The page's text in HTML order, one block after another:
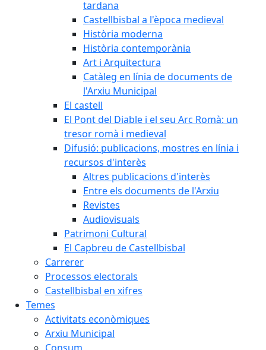
tardana
Castellbisbal a l'època medieval
Història moderna
Història contemporània
Art i Arquitectura
Catàleg en línia de documents de
l'Arxiu Municipal
El castell
El Pont del Diable i el seu Arc Romà: un
tresor romà i medieval
Difusió: publicacions, mostres en línia i
recursos d'interès
Altres publicacions d'interès
Entre els documents de l'Arxiu
Revistes
Audiovisuals
Patrimoni Cultural
El Capbreu de Castellbisbal
Carrerer
Processos electorals
Castellbisbal en xifres
Temes
Activitats econòmiques
Arxiu Municipal